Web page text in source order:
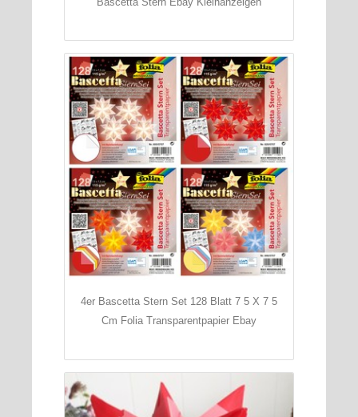
4er Bascetta Stern Set 128 Blatt 7 5 X 7 5
Cm Folia Transparentpapier Ebay